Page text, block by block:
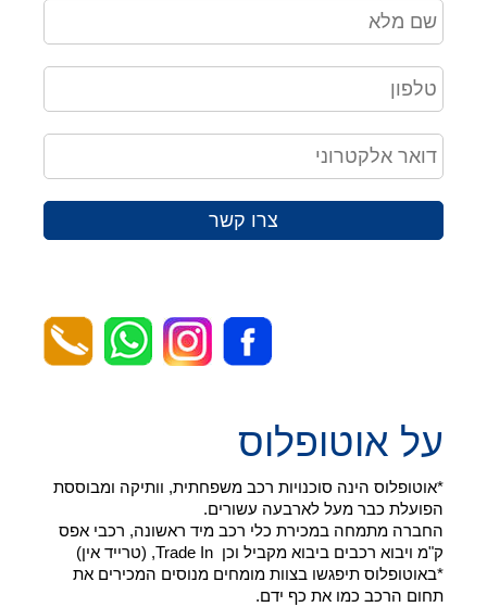
צרו קשר
על אוטופלוס
*אוטופלוס הינה סוכנויות רכב משפחתית, וותיקה ומבוססת
הפועלת כבר מעל לארבעה עשורים.
החברה מתמחה במכירת כלי רכב מיד ראשונה, רכבי אפס
ק"מ ויבוא רכבים ביבוא מקביל וכן Trade In, (טרייד אין)
*באוטופלוס תיפגשו בצוות מומחים מנוסים המכירים את
תחום הרכב כמו את כף ידם.